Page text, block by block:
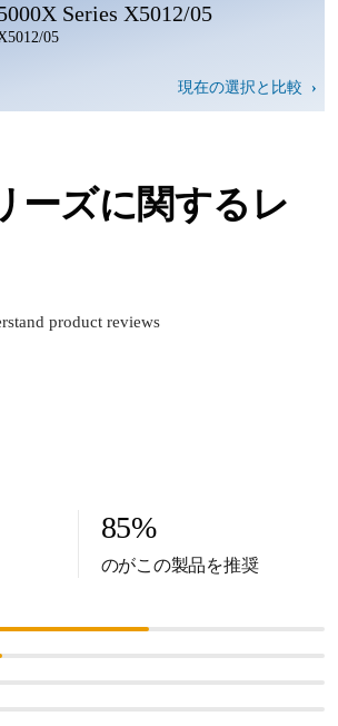
Series X5012/05
05
現在の選択と比較
ーズに関するレ
product reviews
85%
のがこの製品を推奨